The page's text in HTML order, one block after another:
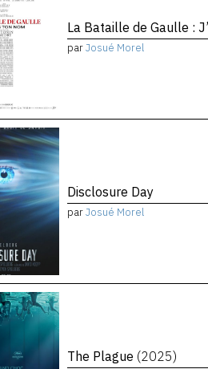
La Bataille de Gaulle :
parJosué Morel
Disclosure Day
parJosué Morel
The Plague (2025)